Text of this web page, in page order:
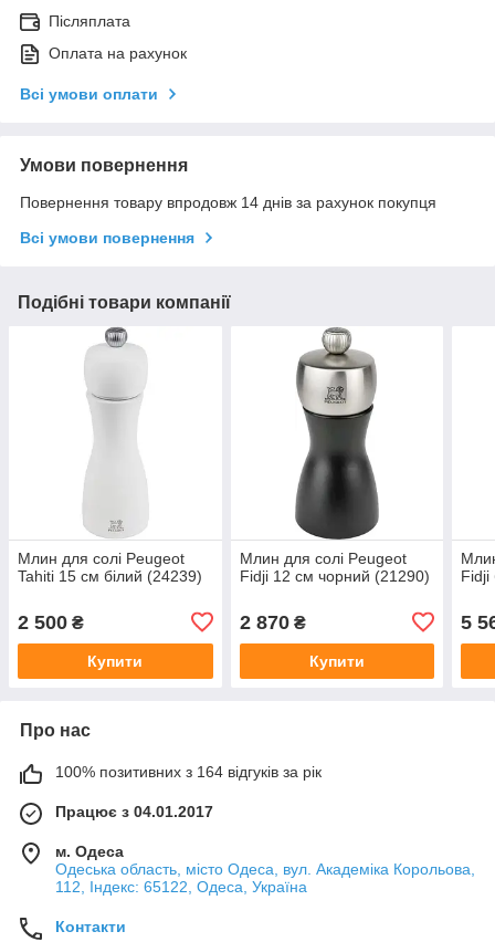
Післяплата
Оплата на рахунок
Всі умови оплати
Умови повернення
Повернення товару впродовж 14 днів за рахунок покупця
Всі умови повернення
Подібні товари компанії
Млин для солі Peugeot
Tahiti 15 см білий (24239)
2 500 ₴
Купити
Млин для солі Peugeot
Fidji 12 см чорний (21290)
2 870₴
Купити
Fidji
5
Про нас
100% позитивних з 164 відгуків за рік
Працює з 04.01.2017
м. Одеса
Одеська область, місто Одеса, вул. Академіка Корольова,
112, Індекс: 65122, Одеса, Україна
Контакти